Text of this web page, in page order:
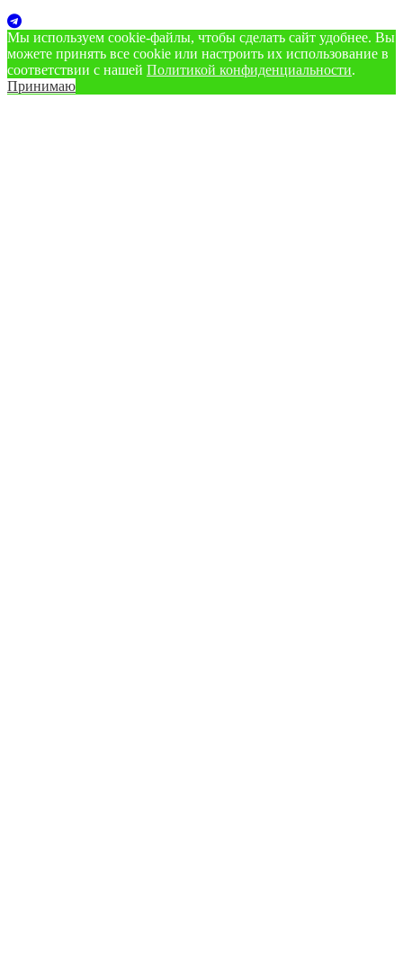
Мы используем cookie‑файлы, чтобы сделать сайт удобнее. Вы
можете принять все cookie или настроить их использование в
соответствии с нашей Политикой конфиденциальности.
Принимаю